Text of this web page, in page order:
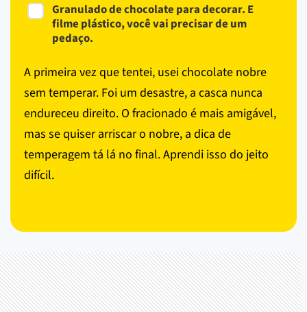
Granulado de chocolate para decorar. E
filme plástico, você vai precisar de um
pedaço.
A primeira vez que tentei, usei chocolate nobre
sem temperar. Foi um desastre, a casca nunca
endureceu direito. O fracionado é mais amigável,
mas se quiser arriscar o nobre, a dica de
temperagem tá lá no final. Aprendi isso do jeito
difícil.